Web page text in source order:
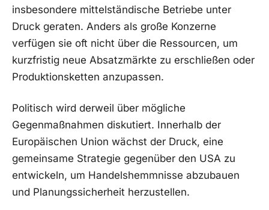
insbesondere mittelständische Betriebe unter
Druck geraten. Anders als große Konzerne
verfügen sie oft nicht über die Ressourcen, um
kurzfristig neue Absatzmärkte zu erschließen oder
Produktionsketten anzupassen.
Politisch wird derweil über mögliche
Gegenmaßnahmen diskutiert. Innerhalb der
Europäischen Union wächst der Druck, eine
gemeinsame Strategie gegenüber den USA zu
entwickeln, um Handelshemmnisse abzubauen
und Planungssicherheit herzustellen.